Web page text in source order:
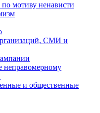
мотиву ненависти
СМИ и
неправомерному
и общественные